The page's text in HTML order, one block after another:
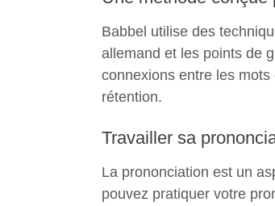
Babbel utilise des
allemand et les points de
connexions entre les
rétention.
Travailler sa
La prononciation est un
pouvez pratiquer votre